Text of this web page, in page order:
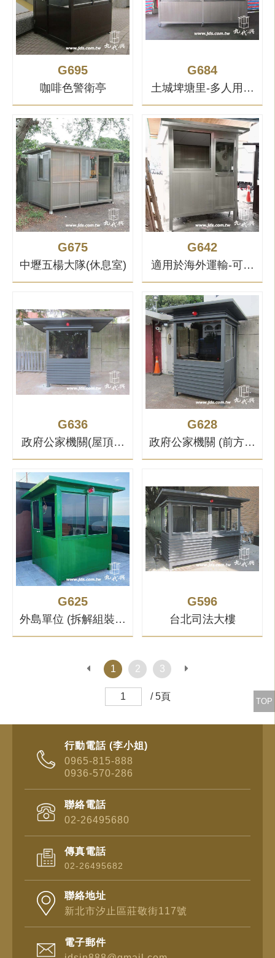
G695
咖啡色警衛亭
G684
土城埤塘里-多人用警
衛亭(可移動式)
G675
中壢五楊大隊(休息室)
G642
適用於海外運輸-可拆
解款
G636
政府公家機關(屋頂加
大款)
G628
政府公家機關 (前方整
片茶色玻璃)
G625
外島單位 (拆解組裝款
+特殊烤漆)
G596
台北司法大樓
1 2 3
/ 5頁 TOP
行動電話 (李小姐)
0965-815-888
0936-570-286
聯絡電話
02-26495680
傳真電話
02-26495682
聯絡地址
新北市汐止區莊敬街117號
電子郵件